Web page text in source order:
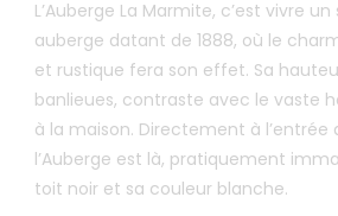
L’Auberge La Marmite, c’est vivre
auberge datant de 1888, où le
et rustique fera son effet. Sa
banlieues, contraste avec le vaste
à la maison. Directement à l’entrée
l’Auberge est là, pratiquement
toit noir et sa couleur blanche.